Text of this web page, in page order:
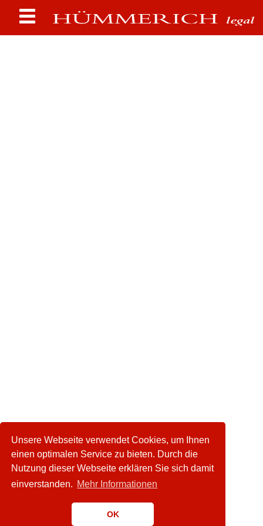
Unsere Webseite verwendet Cookies, um Ihnen
einen optimalen Service zu bieten. Durch die
Nutzung dieser Webseite erklären Sie sich damit
einverstanden. Mehr Informationen
OK